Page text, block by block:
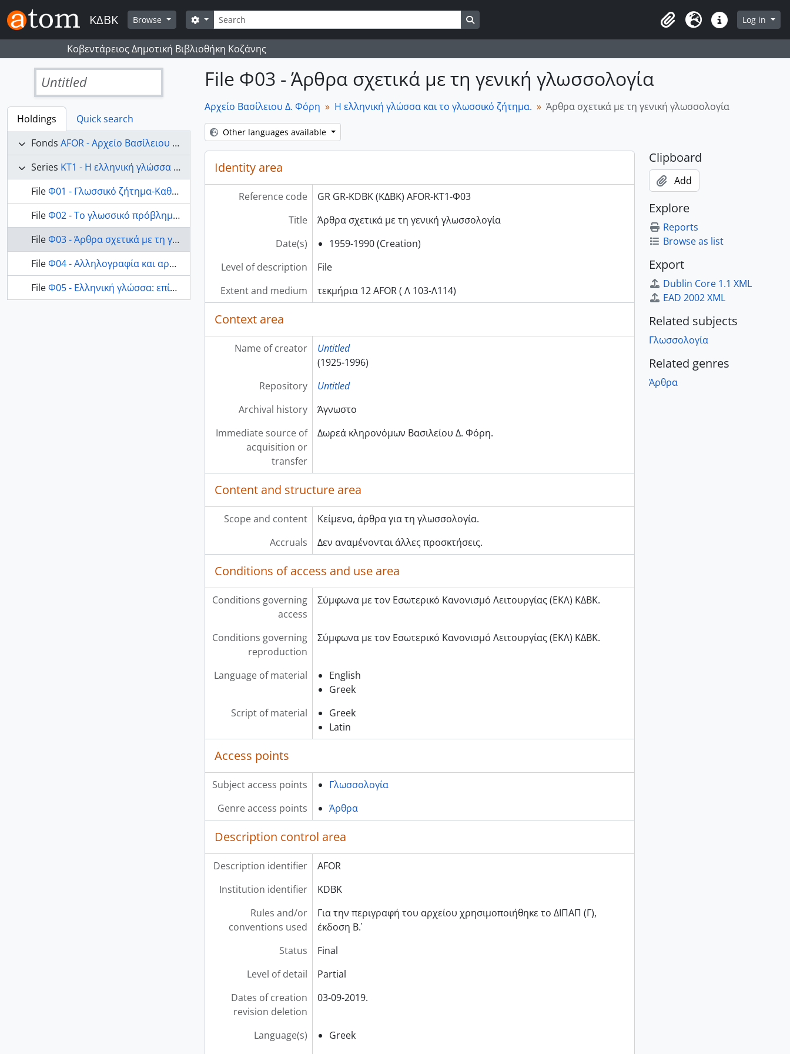
Skip to main content
ΚΔΒΚ Browse Search
Search options
ClipboardLanguageQuick linksLog in
Κοβεντάρειος Δημοτική Βιβλιοθήκη Κοζάνης
Untitled
Holdings
Quick search
Fonds AFOR - Αρχείο Βασίλειου Δ. Φόρη
Series ΚΤ1 - Η ελληνική γλώσσα και το γλωσσικό ζήτημα.
FileΦ01 - Γλωσσικό ζήτημα-Καθαρεύουσα δημοτική, διγλωσσία
FileΦ02 - Το γλωσσικό πρόβλημα σήμερα. Παρατηρήσεις για τα προβλήματα της νέας ελληνικής γλώσσας.
FileΦ03 - Άρθρα σχετικά με τη γενική γλωσσολογία
FileΦ04 - Αλληλογραφία και αρθρογραφία Β.Δ. Φόρη σχετικά με γλωσσικά θέματα
FileΦ05 - Ελληνική γλώσσα: επίδραση και χρήση της.
File Φ03 - Άρθρα σχετικά με τη γενική γλωσσολογία
Αρχείο Βασίλειου Δ. Φόρη Η ελληνική γλώσσα και το γλωσσικό ζήτημα. Άρθρα σχετικά με τη γενική γλωσσολογία
Other languages available
Identity area
Reference code
GR GR-KDBK (ΚΔΒΚ) AFOR-ΚΤ1-Φ03
Title
Άρθρα σχετικά με τη γενική γλωσσολογία
Date(s)
1959-1990 (Creation)
Level of description
File
Extent and medium
τεκμήρια 12 AFOR ( Λ 103-Λ114)
Context area
Name of creator
Untitled
(1925-1996)
Repository
Untitled
Archival history
Άγνωστο
Immediate source of
acquisition or
transfer
Δωρεά κληρονόμων Βασιλείου Δ. Φόρη.
Content and structure area
Scope and content
Κείμενα, άρθρα για τη γλωσσολογία.
Accruals
Δεν αναμένονται άλλες προσκτήσεις.
Conditions of access and use area
Conditions governing
access
Σύμφωνα με τον Εσωτερικό Κανονισμό Λειτουργίας (ΕΚΛ) ΚΔΒΚ.
Conditions governing
reproduction
Σύμφωνα με τον Εσωτερικό Κανονισμό Λειτουργίας (ΕΚΛ) ΚΔΒΚ.
Language of material
English
Greek
Script of material
Greek
Latin
Access points
Subject access points
Γλωσσολογία
Genre access points
Άρθρα
Description control area
Description identifier
AFOR
Institution identifier
KDBK
Rules and/or
conventions used
Για την περιγραφή του αρχείου χρησιµοποιήθηκε το ∆ΙΠΑΠ (Γ),
έκδοση Β΄.
Status
Final
Level of detail
Partial
Dates of creation
revision deletion
03-09-2019.
Language(s)
Greek
Clipboard
Add
Explore
Reports
Browse as list
Export
Dublin Core 1.1 XML
EAD 2002 XML
Related subjects
Γλωσσολογία
Related genres
Άρθρα